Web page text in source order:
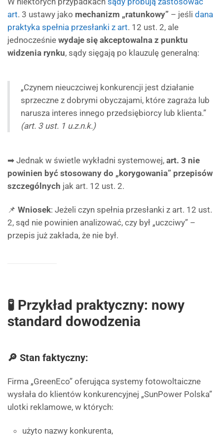
art. 3 ustawy jako mechanizm „ratunkowy” – jeśli dana
praktyka spełnia przesłanki z art. 12 ust. 2, ale
jednocześnie wydaje się akceptowalna z punktu
widzenia rynku, sądy sięgają po klauzulę generalną:
„Czynem nieuczciwej konkurencji jest działanie
sprzeczne z dobrymi obyczajami, które zagraża lub
narusza interes innego przedsiębiorcy lub klienta.”
(art. 3 ust. 1 u.z.n.k.)
➡ Jednak w świetle wykładni systemowej, art. 3 nie
powinien być stosowany do „korygowania” przepisów
szczególnych jak art. 12 ust. 2.
📌 Wniosek: Jeżeli czyn spełnia przesłanki z art. 12 ust.
2, sąd nie powinien analizować, czy był „uczciwy” –
przepis już zakłada, że nie był.
🧪 Przykład praktyczny: nowy
standard dowodzenia
🔎 Stan faktyczny:
Firma „GreenEco” oferująca systemy fotowoltaiczne
wysłała do klientów konkurencyjnej „SunPower Polska”
ulotki reklamowe, w których:
użyto nazwy konkurenta,